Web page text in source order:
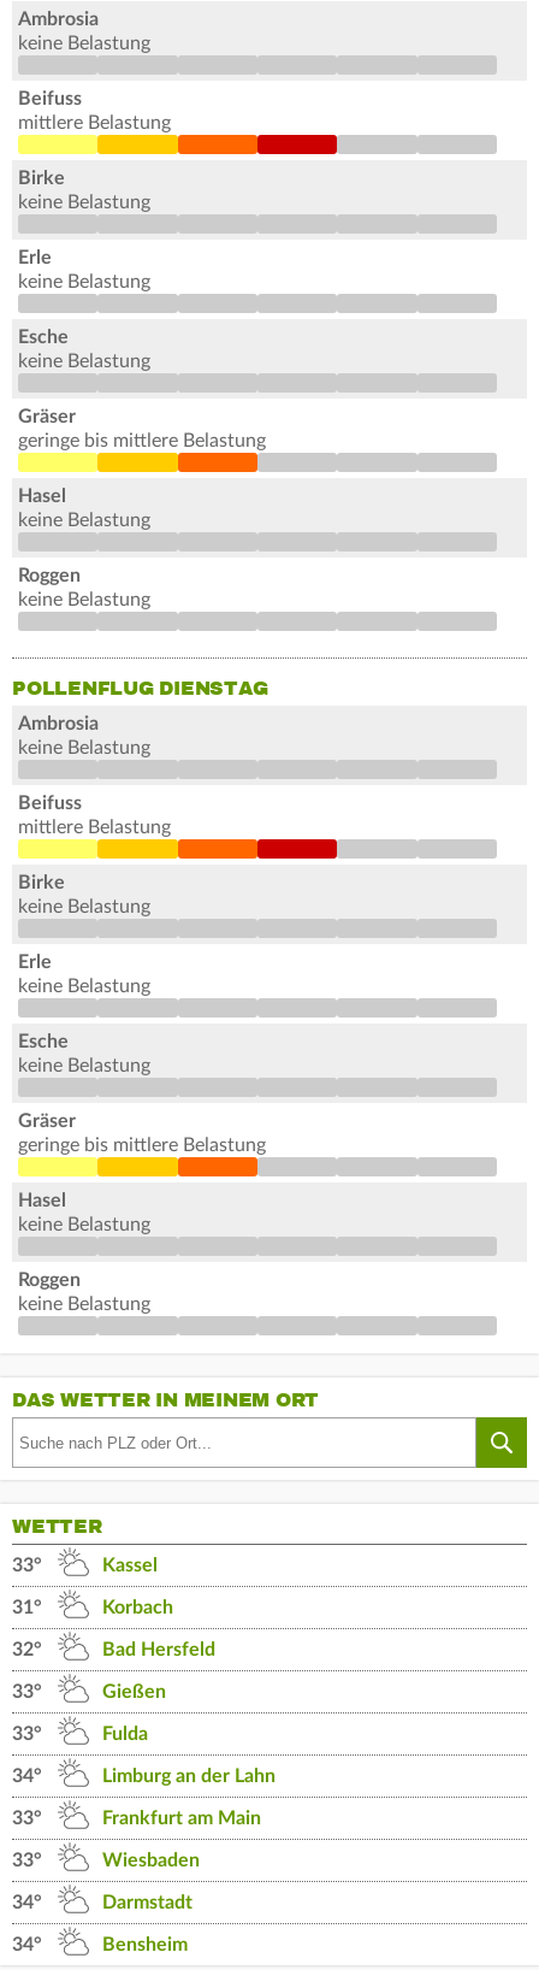
Ambrosia
keine Belastung
Beifuss
mittlere Belastung
Birke
keine Belastung
Erle
keine Belastung
Esche
keine Belastung
Gräser
geringe bis mittlere Belastung
Hasel
keine Belastung
Roggen
keine Belastung
POLLENFLUG DIENSTAG
Ambrosia
keine Belastung
Beifuss
mittlere Belastung
Birke
keine Belastung
Erle
keine Belastung
Esche
keine Belastung
Gräser
geringe bis mittlere Belastung
Hasel
keine Belastung
Roggen
keine Belastung
DAS WETTER IN MEINEM ORT
WETTER
33° Kassel
31° Korbach
32° Bad Hersfeld
33° Gießen
33° Fulda
34° Limburg an der Lahn
33° Frankfurt am Main
33° Wiesbaden
34° Darmstadt
34° Bensheim